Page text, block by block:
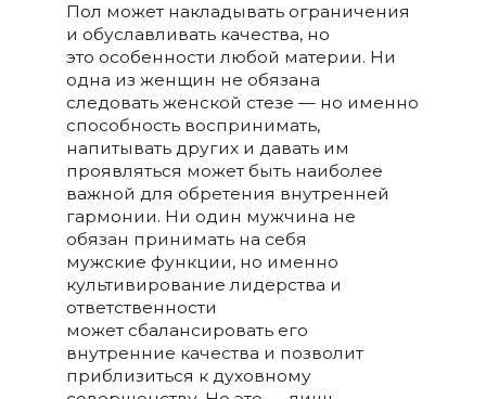
Пол может накладывать ограничения
и обуславливать качества, но
это особенности любой материи. Ни
одна из женщин не обязана
следовать женской стезе — но именно
способность воспринимать,
напитывать других и давать им
проявляться может быть наиболее
важной для обретения внутренней
гармонии. Ни один мужчина не
обязан принимать на себя
мужские функции, но именно
культивирование лидерства и
ответственности
может сбалансировать его
внутренние качества и позволит
приблизиться к духовному